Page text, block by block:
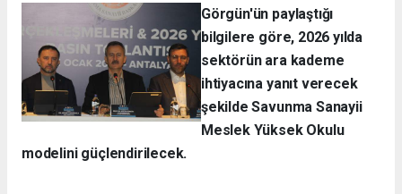
Görgün'ün paylaştığı
bilgilere göre, 2026 yılda
sektörün ara kademe
ihtiyacına yanıt verecek
şekilde Savunma Sanayii
Meslek Yüksek Okulu
modelini güçlendirilecek.